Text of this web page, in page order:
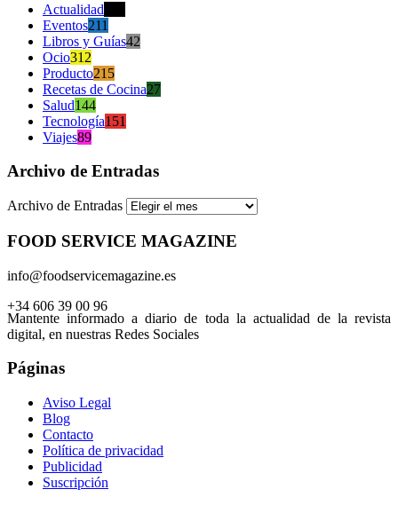
Actualidad
Eventos211
Libros y Guías42
Ocio312
Producto215
Recetas de Cocina27
Salud144
Tecnología151
Viajes89
Archivo de Entradas
Archivo de Entradas
FOOD SERVICE MAGAZINE
info@foodservicemagazine.es
+34 606 39 00 96
Mantente informado a diario de toda la actualidad de la revista
digital, en nuestras Redes Sociales
Páginas
Aviso Legal
Blog
Contacto
Política de privacidad
Publicidad
Suscripción